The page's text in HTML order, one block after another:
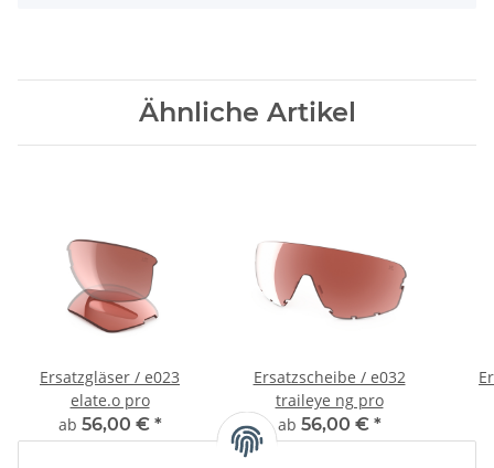
Ähnliche Artikel
Ersatzgläser / e023
elate.o pro
ab 56,00 € *
Ersatzscheibe / e032
traileye ng pro
ab 56,00 € *